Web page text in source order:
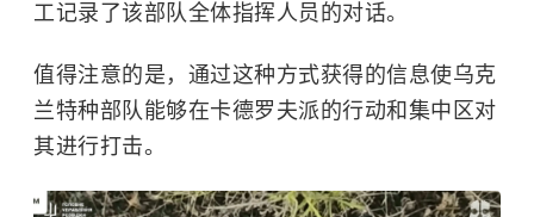
工记录了该部队全体指挥人员的对话。
值得注意的是，通过这种方式获得的信息使乌克
兰特种部队能够在卡德罗夫派的行动和集中区对
其进行打击。